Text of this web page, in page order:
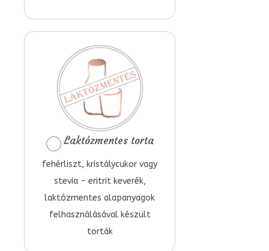
Laktózmentes torta
fehérliszt, kristálycukor vagy
stevia - eritrit keverék,
laktózmentes alapanyagok
felhasználásával készült
torták